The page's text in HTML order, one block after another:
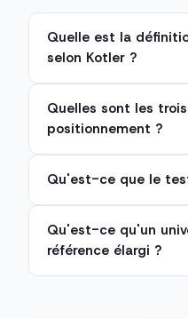
Quelle est la
selon Kotler ?
Quelles sont les
positionnement ?
Qu'est-ce que le
Qu'est-ce qu'un
référence élargi ?